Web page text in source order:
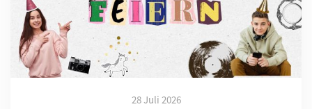
28 Juli 2026